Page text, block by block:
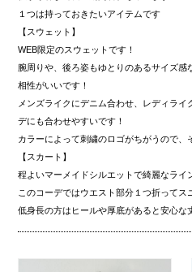
１つは持っておきたいアイテムです
【スウェット】
WEB限定のスウェットです！
腕周りや、後ろ姿もゆとりのあるサイズ
相性がいいです！
メンズライクにデニム合わせ、レディラ
デにも合わせやすいです！
カラーによって刺繍のロゴがちがうので、
【スカート】
程よいマーメイドシルエットで綺麗なライ
このコーデではウエスト部分１つ折ってス
低身長の方はヒールや厚底があると安心な